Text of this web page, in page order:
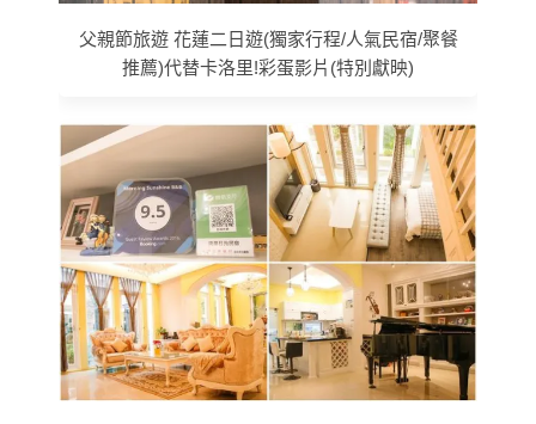
父親節旅遊 花蓮二日遊(獨家行程/人氣民宿/聚餐
推薦)代替卡洛里!彩蛋影片(特別獻映)